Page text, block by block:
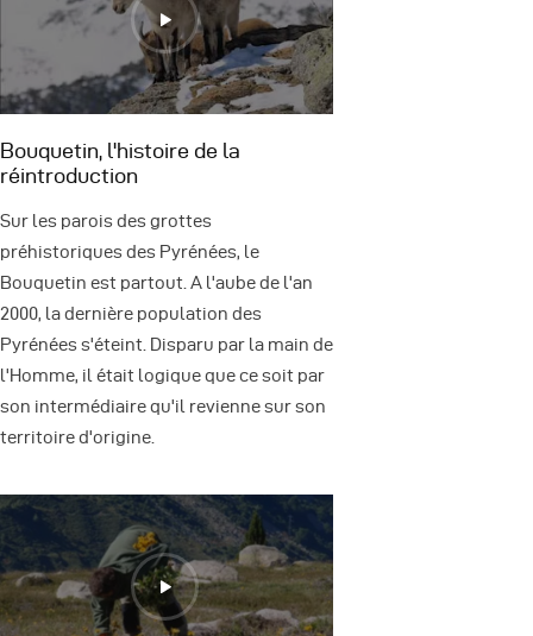
Bouquetin, l'histoire de la
réintroduction
Sur les parois des grottes
préhistoriques des Pyrénées, le
Bouquetin est partout. A l'aube de l'an
2000, la dernière population des
Pyrénées s'éteint. Disparu par la main de
l'Homme, il était logique que ce soit par
son intermédiaire qu'il revienne sur son
territoire d'origine.